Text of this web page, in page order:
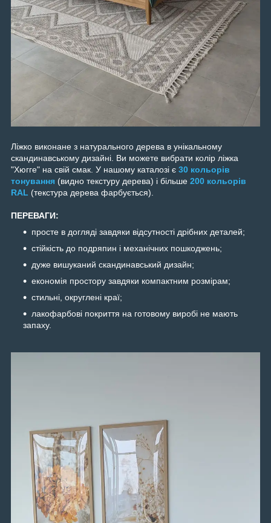
Ліжко виконане з натурального дерева в унікальному
скандинавському дизайні. Ви можете вибрати колір ліжка
"Хюгге" на свій смак. У нашому каталозі є 30 кольорів
тонування (видно текстуру дерева) і більше 200 кольорів
RAL (текстура дерева фарбується).
ПЕРЕВАГИ:
просте в догляді завдяки відсутності дрібних деталей;
стійкість до подряпин і механічних пошкоджень;
дуже вишуканий скандинавський дизайн;
економія простору завдяки компактним розмірам;
стильні, округлені краї;
лакофарбові покриття на готовому виробі не мають
запаху.